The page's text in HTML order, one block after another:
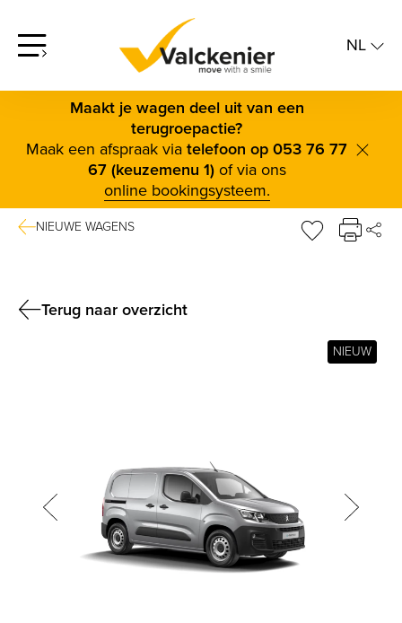
screenreader.open offcanvas menu
NL
Maakt je wagen deel uit van een
terugroepactie?
Maak een afspraak viatelefoon op 053 76 77
67 (keuzemenu 1)of via ons
online bookingsysteem.
NIEUWE WAGENS
Terug naar overzicht
NIEUW